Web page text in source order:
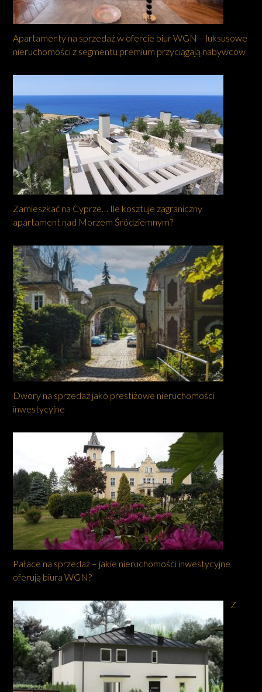
Apartamenty na sprzedaż w ofercie biur WGN – luksusowe
nieruchomości z segmentu premium przyciągają nabywców
Zamieszkać na Cyprze… Ile kosztuje zagraniczny
apartament nad Morzem Śródziemnym?
Dwory na sprzedaż jako prestiżowe nieruchomości
inwestycyjne
Pałace na sprzedaż – jakie nieruchomości inwestycyjne
oferują biura WGN?
Z